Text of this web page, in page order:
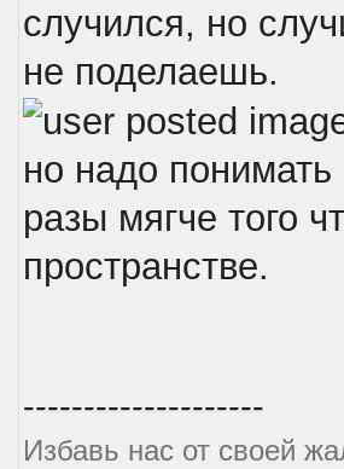
случился, но
не поделаешь.
но надо
разы мягче того
пространстве.
--------------------
Избавь нас от своей